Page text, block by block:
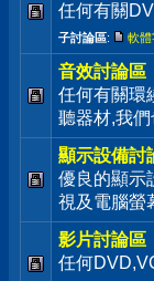
任何有關
子討論區: 軟體
音效討論區
任何有關環
聽器材,我
顯示設備討
優良的顯示
視及電腦螢
影片討論區
任何